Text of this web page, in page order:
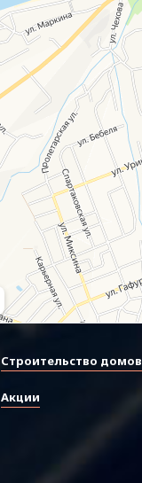
Строительство домов
Акции